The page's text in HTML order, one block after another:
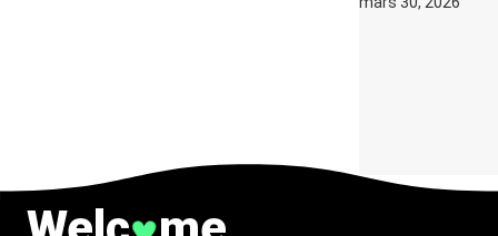
ERIC PRYDZ DANS